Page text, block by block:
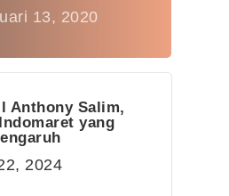
13, 2020
Anthony Salim,
yang
2024